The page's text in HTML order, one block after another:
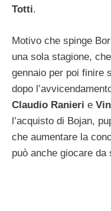
Totti.
Motivo che spinge
una sola stagione,
gennaio per poi finire
dopo
Claudio Ranieri e
l’acquisto di Bojan,
che aumentare la
può anche giocare da